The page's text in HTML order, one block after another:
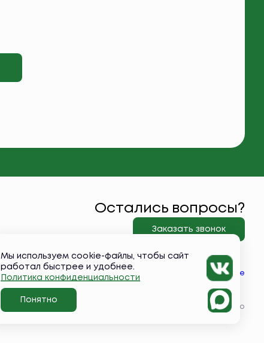
Остались вопросы?
Заказать звонок
Вконтакте
Мы используем cookie-файлы, чтобы сайт
работал быстрее и удобнее.
Политика конфиденциальности
Понятно